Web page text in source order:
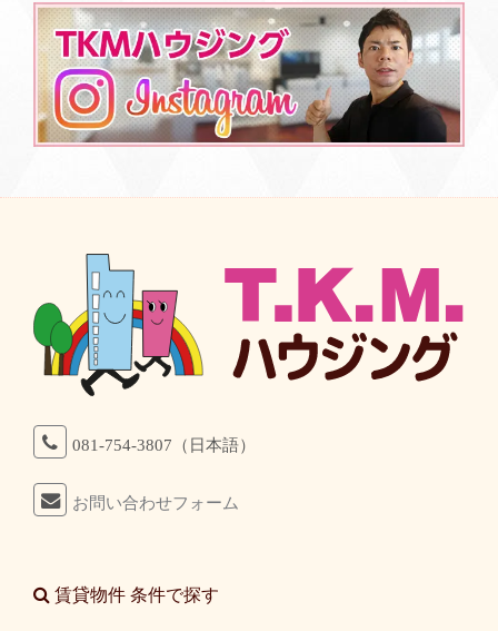
081-754-3807（日本語）
お問い合わせフォーム
賃貸物件 条件で探す